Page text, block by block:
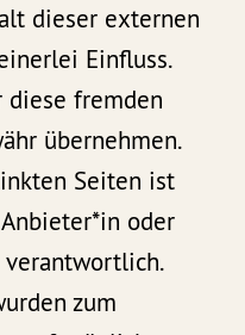
dieser externen
Einfluss.
diese fremden
übernehmen.
Seiten ist
oder
zum